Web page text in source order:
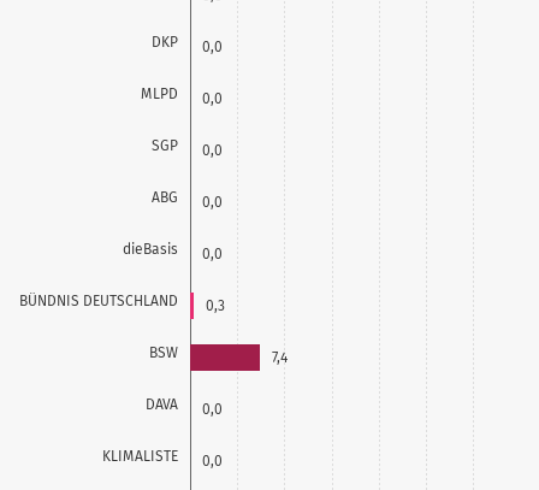
DKP
MLPD
SGP
ABG
dieBasis
BÜNDNIS DEUTSCHLAND
BSW
DAVA
KLIMALISTE
0,0
0,0
0,0
0,0
0,0
0,3
7,4
0,0
0,0